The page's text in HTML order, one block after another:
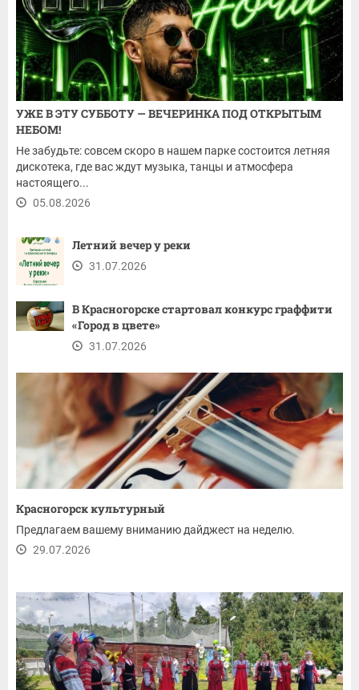
УЖЕ В ЭТУ СУББОТУ — ВЕЧЕРИНКА ПОД ОТКРЫТЫМ
НЕБОМ!
Не забудьте: совсем скоро в нашем парке состоится летняя
дискотека, где вас ждут музыка, танцы и атмосфера
настоящего...
05.08.2026
Летний вечер у реки
31.07.2026
В Красногорске стартовал конкурс граффити
«Город в цвете»
31.07.2026
Красногорск культурный
Предлагаем вашему вниманию дайджест на неделю.
29.07.2026